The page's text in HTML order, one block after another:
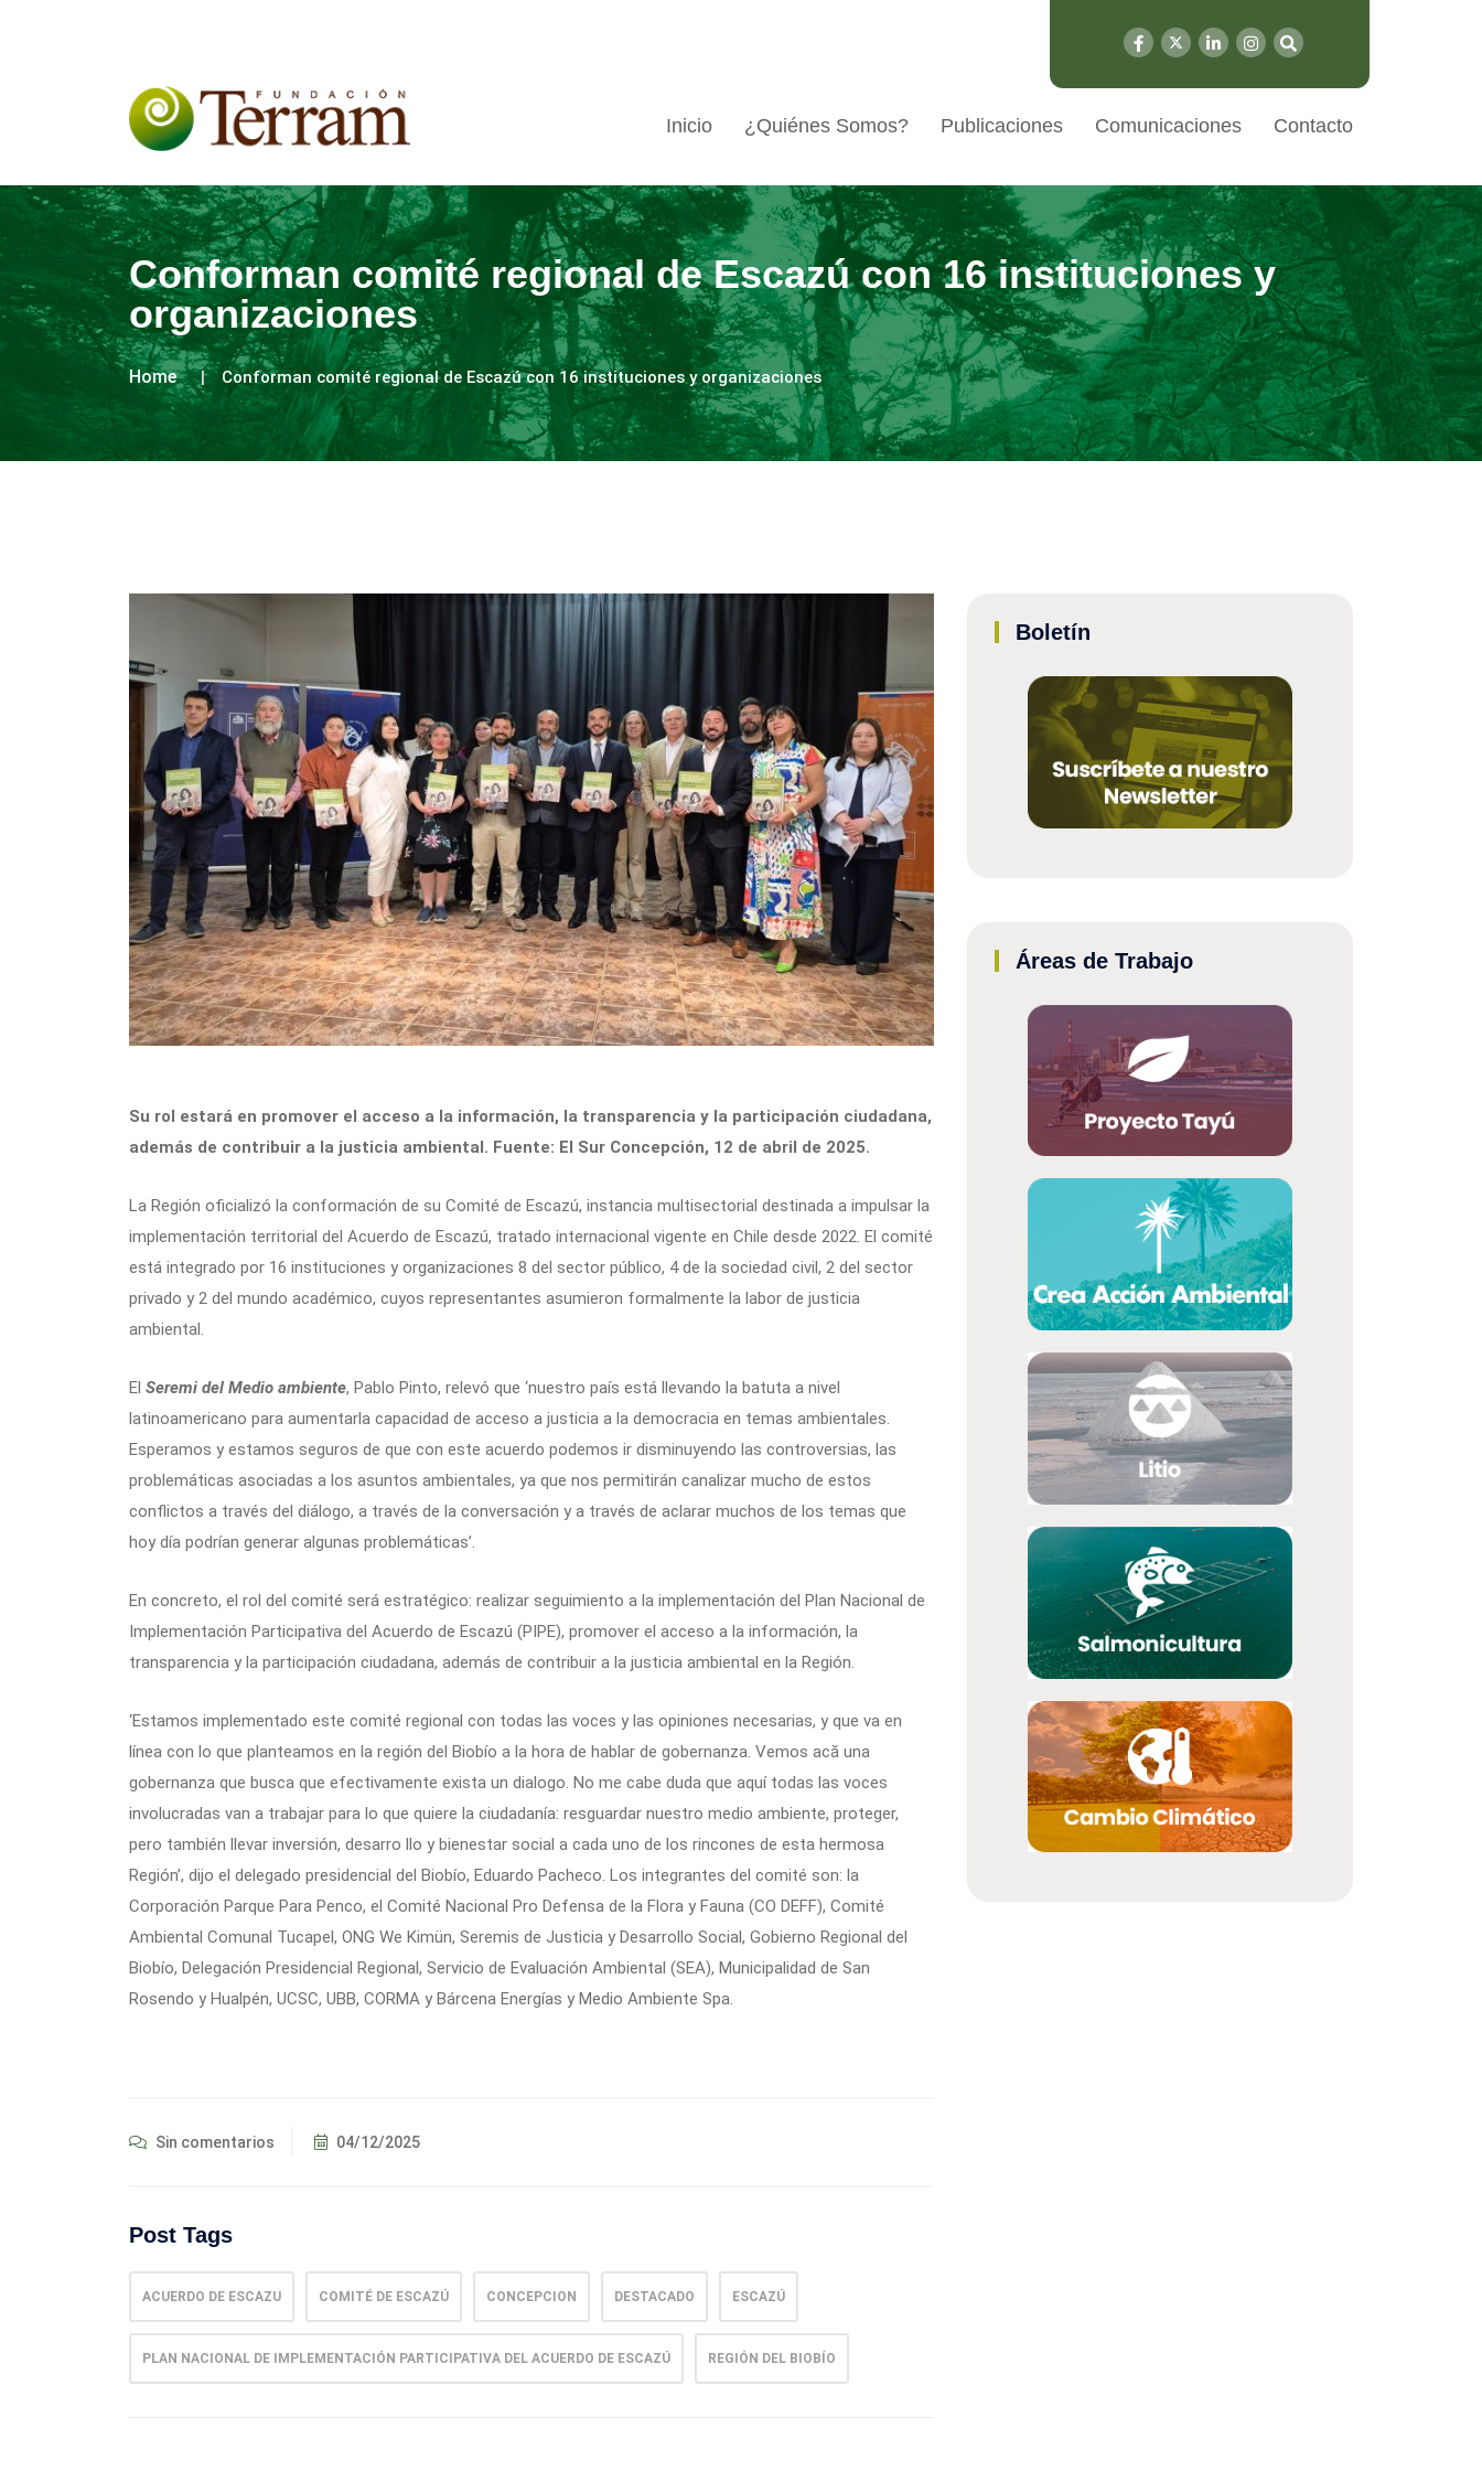
Inicio ¿Quiénes Somos? Publicaciones Comunicaciones Contacto
Conforman comité regional de Escazú con 16 instituciones y
organizaciones
Home Conforman comité regional de Escazú con 16 instituciones y organizaciones
Su rol estará en promover el acceso a la información, la transparencia y la participación ciudadana,
además de contribuir a la justicia ambiental. Fuente: El Sur Concepción, 12 de abril de 2025.
La Región oficializó la conformación de su Comité de Escazú, instancia multisectorial destinada a impulsar la
implementación territorial del Acuerdo de Escazú, tratado internacional vigente en Chile desde 2022. El comité
está integrado por 16 instituciones y organizaciones 8 del sector público, 4 de la sociedad civil, 2 del sector
privado y 2 del mundo académico, cuyos representantes asumieron formalmente la labor de justicia
ambiental.
El Seremi del Medio ambiente, Pablo Pinto, relevó que ‘nuestro país está llevando la batuta a nivel
latinoamericano para aumentarla capacidad de acceso a justicia a la democracia en temas ambientales.
Esperamos y estamos seguros de que con este acuerdo podemos ir disminuyendo las controversias, las
problemáticas asociadas a los asuntos ambientales, ya que nos permitirán canalizar mucho de estos
conflictos a través del diálogo, a través de la conversación y a través de aclarar muchos de los temas que
hoy día podrían generar algunas problemáticas’.
En concreto, el rol del comité será estratégico: realizar seguimiento a la implementación del Plan Nacional de
Implementación Participativa del Acuerdo de Escazú (PIPE), promover el acceso a la información, la
transparencia y la participación ciudadana, además de contribuir a la justicia ambiental en la Región.
‘Estamos implementado este comité regional con todas las voces y las opiniones necesarias, y que va en
línea con lo que planteamos en la región del Biobío a la hora de hablar de gobernanza. Vemos acă una
gobernanza que busca que efectivamente exista un dialogo. No me cabe duda que aquí todas las voces
involucradas van a trabajar para lo que quiere la ciudadanía: resguardar nuestro medio ambiente, proteger,
pero también llevar inversión, desarro llo y bienestar social a cada uno de los rincones de esta hermosa
Región’, dijo el delegado presidencial del Biobío, Eduardo Pacheco. Los integrantes del comité son: la
Corporación Parque Para Penco, el Comité Nacional Pro Defensa de la Flora y Fauna (CO DEFF), Comité
Ambiental Comunal Tucapel, ONG We Kimün, Seremis de Justicia y Desarrollo Social, Gobierno Regional del
Biobío, Delegación Presidencial Regional, Servicio de Evaluación Ambiental (SEA), Municipalidad de San
Rosendo y Hualpén, UCSC, UBB, CORMA y Bárcena Energías y Medio Ambiente Spa.
Sin comentarios 04/12/2025
Post Tags
ACUERDO DE ESCAZU COMITÉ DE ESCAZÚ CONCEPCION DESTACADO ESCAZÚ
PLAN NACIONAL DE IMPLEMENTACIÓN PARTICIPATIVA DEL ACUERDO DE ESCAZÚ REGIÓN DEL BIOBÍO
Boletín
Áreas de Trabajo